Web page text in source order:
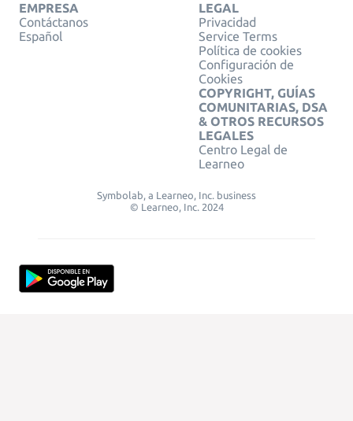
EMPRESA
Contáctanos
Español
LEGAL
Privacidad
Service Terms
Política de cookies
Configuración de
Cookies
COPYRIGHT, GUÍAS
COMUNITARIAS, DSA
& OTROS RECURSOS
LEGALES
Centro Legal de
Learneo
Symbolab, a Learneo, Inc. business
© Learneo, Inc. 2024